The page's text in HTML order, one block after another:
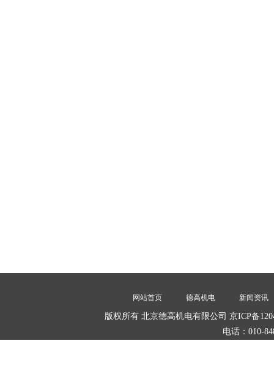
网站首页 德高机电 新闻资讯
版权所有 北京德高机电有限公司 京ICP备
电话：010-